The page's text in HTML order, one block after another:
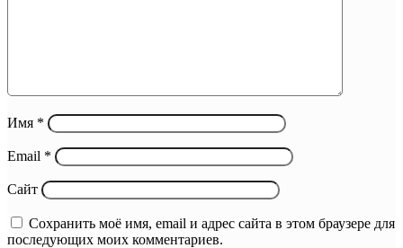
Имя *
Email *
Сайт
Сохранить моё имя, email и адрес сайта в этом браузере для
последующих моих комментариев.